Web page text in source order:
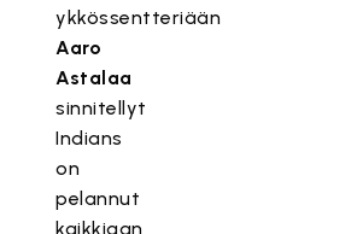
ykkössentteriään
Aaro
Astalaa
sinnitellyt
Indians
on
pelannut
kaikkiaan